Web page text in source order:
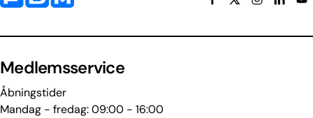
Medlemsservice
Åbningstider
Mandag - fredag: 09:00 - 16:00